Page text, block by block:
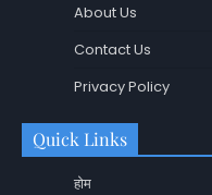
About Us
Contact Us
Privacy Policy
Quick Links
होम